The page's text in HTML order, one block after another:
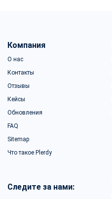
Компания
О нас
Контакты
Отзывы
Кейсы
Обновления
FAQ
Sitemap
Что такое Plerdy
Следите за нами: